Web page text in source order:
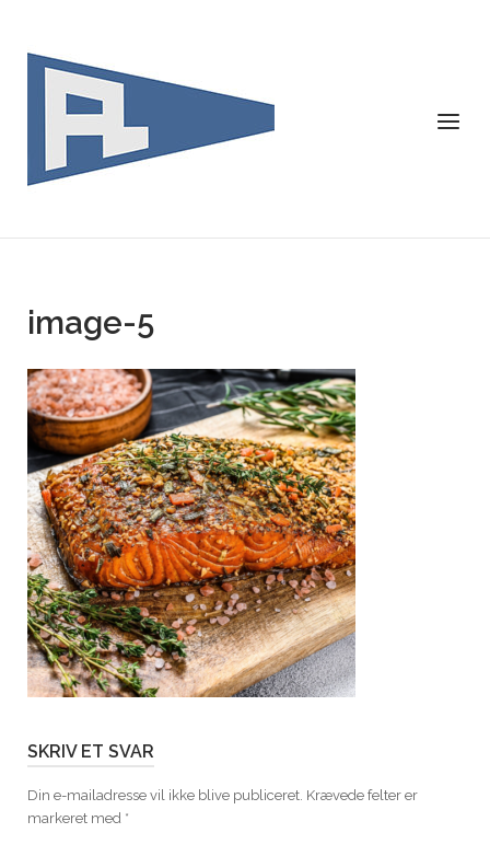
content
Menu
image-5
SKRIV ET SVAR
Din e-mailadresse vil ikke blive publiceret. Krævede felter er
markeret med *